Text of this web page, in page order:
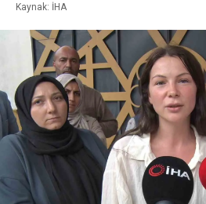
Kaynak: İHA